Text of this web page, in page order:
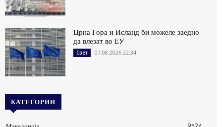
Црна Гора и Исланд би можеле заедно
да влезат во ЕУ
Свет 07.08.2026 22:34
КАТЕГОРИИ